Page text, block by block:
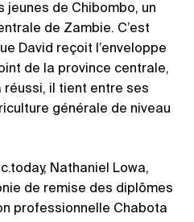
jeunes de Chibombo, un
de Zambie. C’est
David reçoit l’enveloppe
de la province centrale,
réussi, il tient entre ses
générale de niveau
Nathaniel Lowa,
de remise des diplômes
professionnelle Chabota